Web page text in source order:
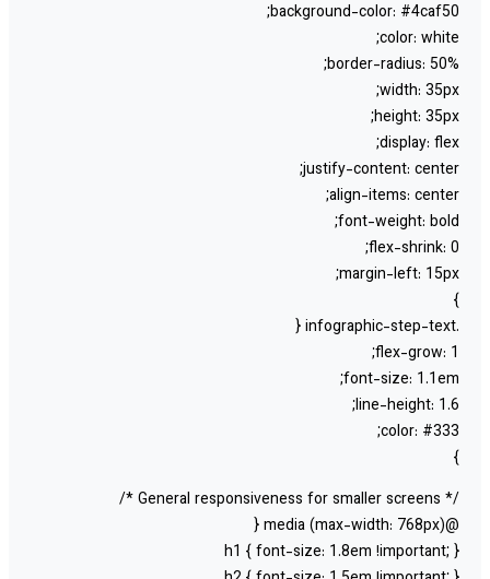
background-color:
color:
border-radius:
width:
height:
display:
justify-content:
align-items:
font-weight:
flex-shrink:
margin-left:
flex-grow:
font-size:
line-height:
color:
h1 { font-size: 1.8em !important;